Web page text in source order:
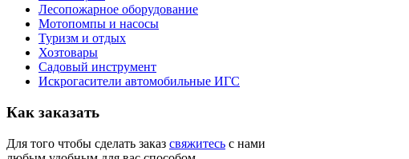
Лесопожарное оборудование
Мотопомпы и насосы
Туризм и отдых
Хозтовары
Садовый инструмент
Искрогасители автомобильные ИГС
Как заказать
Для того чтобы сделать заказ свяжитесь с нами